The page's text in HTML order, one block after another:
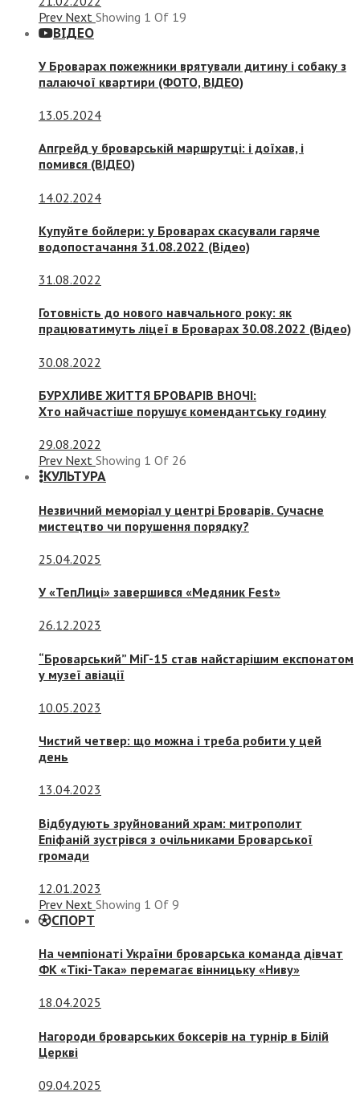
Prev Next Showing 1 Of 19
ВІДЕО
У Броварах пожежники врятували дитину і собаку з
палаючої квартири (ФОТО, ВІДЕО)
13.05.2024
Апгрейд у броварській маршрутці: і доїхав, і
помився (ВІДЕО)
14.02.2024
Купуйте бойлери: у Броварах скасували гаряче
водопостачання 31.08.2022 (Відео)
31.08.2022
Готовність до нового навчального року: як
працюватимуть ліцеї в Броварах 30.08.2022 (Відео)
30.08.2022
БУРХЛИВЕ ЖИТТЯ БРОВАРІВ ВНОЧІ:
Хто найчастіше порушує комендантську годину
29.08.2022
Prev Next Showing 1 Of 26
КУЛЬТУРА
Незвичний меморіал у центрі Броварів. Сучасне
мистецтво чи порушення порядку?
25.04.2025
У «ТепЛиці» завершився «Медяник Fest»
26.12.2023
“Броварський” МіГ-15 став найстарішим експонатом
у музеї авіації
10.05.2023
Чистий четвер: що можна і треба робити у цей
день
13.04.2023
Відбудують зруйнований храм: митрополит
Епіфаній зустрівся з очільниками Броварської
громади
12.01.2023
Prev Next Showing 1 Of 9
СПОРТ
На чемпіонаті України броварська команда дівчат
ФК «Тікі-Така» перемагає вінницьку «Ниву»
18.04.2025
Нагороди броварських боксерів на турнір в Білій
Церкві
09.04.2025